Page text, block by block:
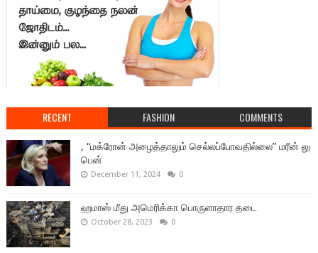
RECENT FASHION COMMENTS
, “மக்ரோன் அழைத்தாலும் செல்லப்போவதில்லை” மரீன் லு
பென்
December 11, 2024 0
ஹமாஸ் மீது அமெரிக்கா பொருளாதார தடை
October 28, 2023 0